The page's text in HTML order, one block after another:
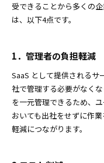
受できることから多くの
は、以下4点です。
1．管理者の負担軽減
SaaS として提供されるサ
社で管理する必要がなく
を一元管理できるため、
おいても出社をせずに作
軽減につながります。